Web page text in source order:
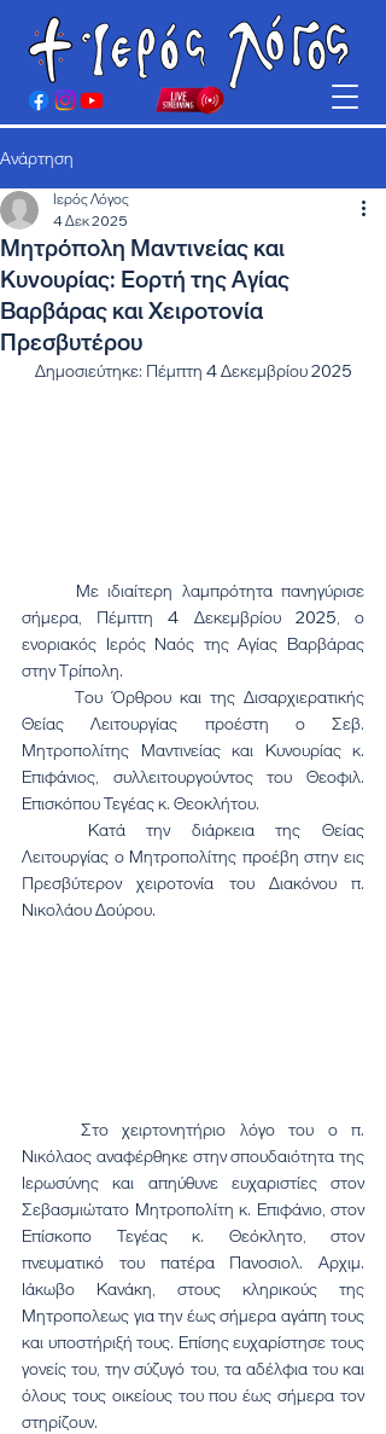
Ανάρτηση
Μητρόπολη Μαντινείας και
Κυνουρίας: Εορτή της Αγίας
Βαρβάρας και Χειροτονία
Πρεσβυτέρου
Ιερός Λόγος
4 Δεκ 2025
Δημοσιεύτηκε: Πέμπτη 4 Δεκεμβρίου 2025
σήμερα, Πέμπτη 4 Δεκεμβρίου 2025, ο
ενοριακός Ιερός Ναός της Αγίας Βαρβάρας
στην Τρίπολη.
Θείας Λειτουργίας προέστη ο Σεβ.
Μητροπολίτης Μαντινείας και Κυνουρίας κ.
Επιφάνιος, συλλειτουργούντος του Θεοφιλ.
Επισκόπου Τεγέας κ. Θεοκλήτου.
Λειτουργίας ο Μητροπολίτης προέβη στην εις
Πρεσβύτερον χειροτονία του Διακόνου π.
Νικολάου Δούρου.
Νικόλαος αναφέρθηκε στην σπουδαιότητα της
Ιερωσύνης και απηύθυνε ευχαριστίες στον
Σεβασμιώτατο Μητροπολίτη κ. Επιφάνιο, στον
Επίσκοπο Τεγέας κ. Θεόκλητο, στον
πνευματικό του πατέρα Πανοσιολ. Αρχιμ.
Ιάκωβο Κανάκη, στους κληρικούς της
Μητροπολεως για την έως σήμερα αγάπη τους
και υποστήριξή τους. Επίσης ευχαρίστησε τους
γονείς του, την σύζυγό του, τα αδέλφια του και
όλους τους οικείους του που έως σήμερα τον
στηρίζουν.